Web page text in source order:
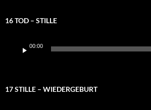
16 TOD – STILLE
Player
00:00
17 STILLE – WIEDERGEBURT